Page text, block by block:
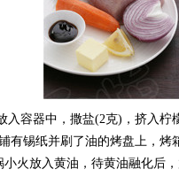
入容器中，撒盐(2克)，挤入
有锡纸并刷了油的烤盘上，烤
小火放入黄油，待黄油融化后